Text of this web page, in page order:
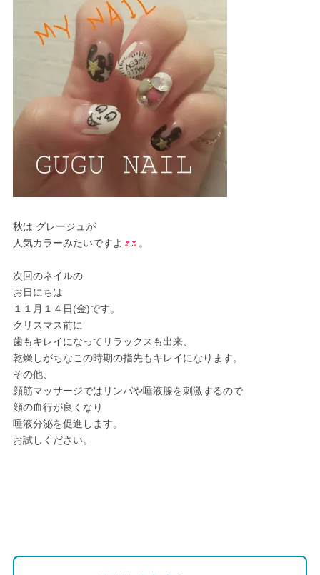
秋は グレージュが
人気カラーみたいですよ
。
次回のネイルの
お日にちは
１１月１４日(金)です。
クリスマス前に
歯もキレイになってリラックスも出来、
乾燥しがちなこの時期の指先もキレイになります。
その他、
顔筋マッサージではリンパや唾液腺を刺激するので
顔の血行が良くなり
唾液分泌を促進します。
お試しください。